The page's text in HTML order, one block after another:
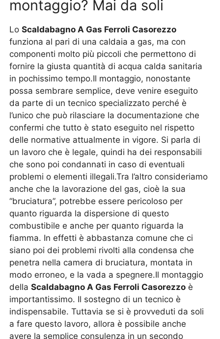
montaggio? Mai da soli
LoScaldabagno A Gas Ferroli Casorezzo
funziona al pari di una caldaia a gas, ma con
componenti molto più piccoli che permettono di
fornire la giusta quantità di acqua calda sanitaria
in pochissimo tempo.Il montaggio, nonostante
possa sembrare semplice, deve venire eseguito
da parte di un tecnico specializzato perché è
l’unico che può rilasciare la documentazione che
confermi che tutto è stato eseguito nel rispetto
delle normative attualmente in vigore. Si parla di
un lavoro che è legale, quindi ha dei responsabili
che sono poi condannati in caso di eventuali
problemi o elementi illegali.Tra l’altro consideriamo
anche che la lavorazione del gas, cioè la sua
“bruciatura”, potrebbe essere pericoloso per
quanto riguarda la dispersione di questo
combustibile e anche per quanto riguarda la
fiamma. In effetti è abbastanza comune che ci
siano poi dei problemi rivolti alla condensa che
penetra nella camera di bruciatura, montata in
modo erroneo, e la vada a spegnere.Il montaggio
dellaScaldabagno A Gas Ferroli Casorezzo è
importantissimo. Il sostegno di un tecnico è
indispensabile. Tuttavia se si è provveduti da soli
a fare questo lavoro, allora è possibile anche
avere la semplice consulenza in un secondo